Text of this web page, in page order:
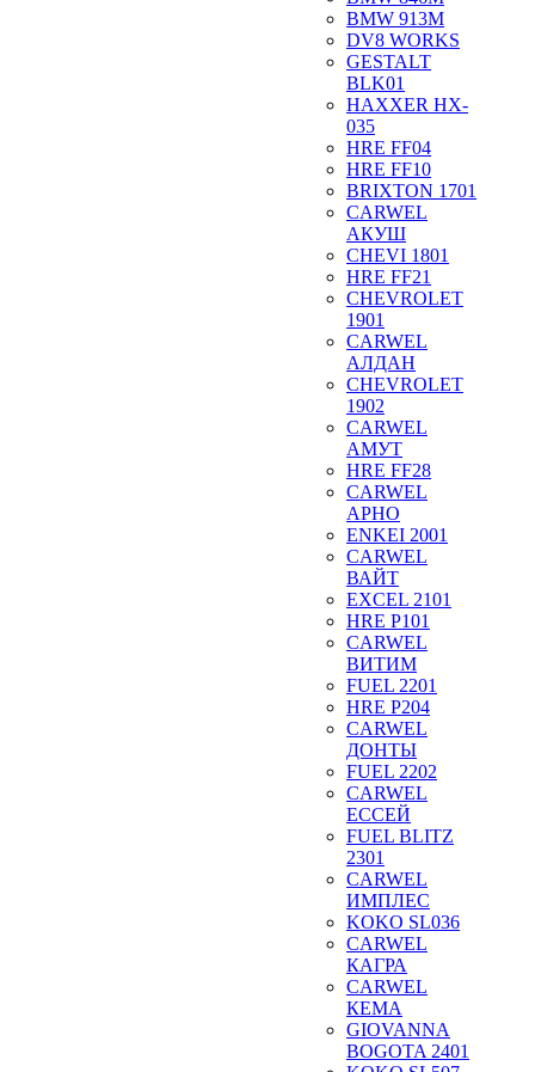
BMW 913M
DV8 WORKS
GESTALT
BLK01
HAXXER HX-
035
HRE FF04
HRE FF10
BRIXTON 1701
CARWEL
АКУШ
CHEVI 1801
HRE FF21
CHEVROLET
1901
CARWEL
АЛДАН
CHEVROLET
1902
CARWEL
АМУТ
HRE FF28
CARWEL
АРНО
ENKEI 2001
CARWEL
ВАЙТ
EXCEL 2101
HRE P101
CARWEL
ВИТИМ
FUEL 2201
HRE P204
CARWEL
ДОНТЫ
FUEL 2202
CARWEL
ЕССЕЙ
FUEL BLITZ
2301
CARWEL
ИМПЛЕС
KOKO SL036
CARWEL
КАГРА
CARWEL
КЕМА
GIOVANNA
BOGOTA 2401